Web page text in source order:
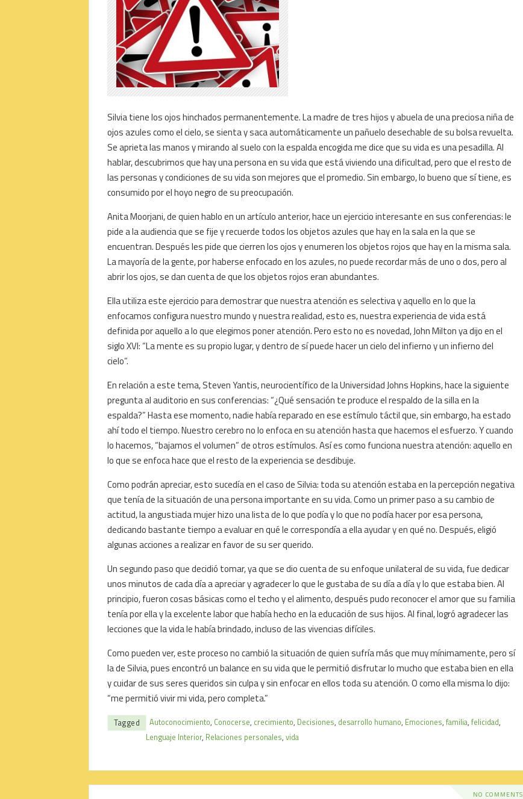
Silvia tiene los ojos hinchados permanentemente. La madre de tres hijos y abuela de una preciosa niña de
ojos azules como el cielo, se sienta y saca automáticamente un pañuelo desechable de su bolsa revuelta.
Se aprieta las manos y mirando al suelo con la espalda encogida me dice que su vida es una pesadilla. Al
hablar, descubrimos que hay una persona en su vida que está viviendo una dificultad, pero que el resto de
las personas y condiciones de su vida son mejores que el promedio. Sin embargo, lo bueno que sí tiene, es
consumido por el hoyo negro de su preocupación.
Anita Moorjani, de quien hablo en un artículo anterior, hace un ejercicio interesante en sus conferencias: le
pide a la audiencia que se fije y recuerde todos los objetos azules que hay en la sala en la que se
encuentran. Después les pide que cierren los ojos y enumeren los objetos rojos que hay en la misma sala.
La mayoría de la gente, por haberse enfocado en los azules, no puede recordar más de uno o dos, pero al
abrir los ojos, se dan cuenta de que los objetos rojos eran abundantes.
Ella utiliza este ejercicio para demostrar que nuestra atención es selectiva y aquello en lo que la
enfocamos configura nuestro mundo y nuestra realidad, esto es, nuestra experiencia de vida está
definida por aquello a lo que elegimos poner atención. Pero esto no es novedad, John Milton ya dijo en el
siglo XVI: “La mente es su propio lugar, y dentro de sí puede hacer un cielo del infierno y un infierno del
cielo”.
En relación a este tema, Steven Yantis, neurocientífico de la Universidad Johns Hopkins, hace la siguiente
pregunta al auditorio en sus conferencias: “¿Qué sensación te produce el respaldo de la silla en la
espalda?” Hasta ese momento, nadie había reparado en ese estímulo táctil que, sin embargo, ha estado
ahí todo el tiempo. Nuestro cerebro no lo enfoca en su atención hasta que hacemos el esfuerzo. Y cuando
lo hacemos, “bajamos el volumen” de otros estímulos. Así es como funciona nuestra atención: aquello en
lo que se enfoca hace que el resto de la experiencia se desdibuje.
Como podrán apreciar, esto sucedía en el caso de Silvia: toda su atención estaba en la percepción negativa
que tenía de la situación de una persona importante en su vida. Como un primer paso a su cambio de
actitud, la angustiada mujer hizo una lista de lo que podía y lo que no podía hacer por esa persona,
dedicando bastante tiempo a evaluar en qué le correspondía a ella ayudar y en qué no. Después, eligió
algunas acciones a realizar en favor de su ser querido.
Un segundo paso que decidió tomar, ya que se dio cuenta de su enfoque unilateral de su vida, fue dedicar
unos minutos de cada día a apreciar y agradecer lo que le gustaba de su día a día y lo que estaba bien. Al
principio, fueron cosas básicas como el techo y el alimento, después pudo reconocer el amor que su familia
tenía por ella y la excelente labor que había hecho en la educación de sus hijos. Al final, logró agradecer las
lecciones que la vida le había brindado, incluso de las vivencias difíciles.
Como pueden ver, este proceso no cambió la situación de quien sufría más que muy mínimamente, pero sí
la de Silvia, pues encontró un balance en su vida que le permitió disfrutar lo mucho que estaba bien en ella
y cuidar de sus seres queridos sin culpa y sin enfocar en ellos toda su atención. O como ella misma lo dijo:
“me permitió vivir mi vida, pero completa.”
Tagged Autoconocimiento, Conocerse, crecimiento, Decisiones, desarrollo humano, Emociones, familia, felicidad,
Lenguaje Interior, Relaciones personales, vida
NO COMMENTS